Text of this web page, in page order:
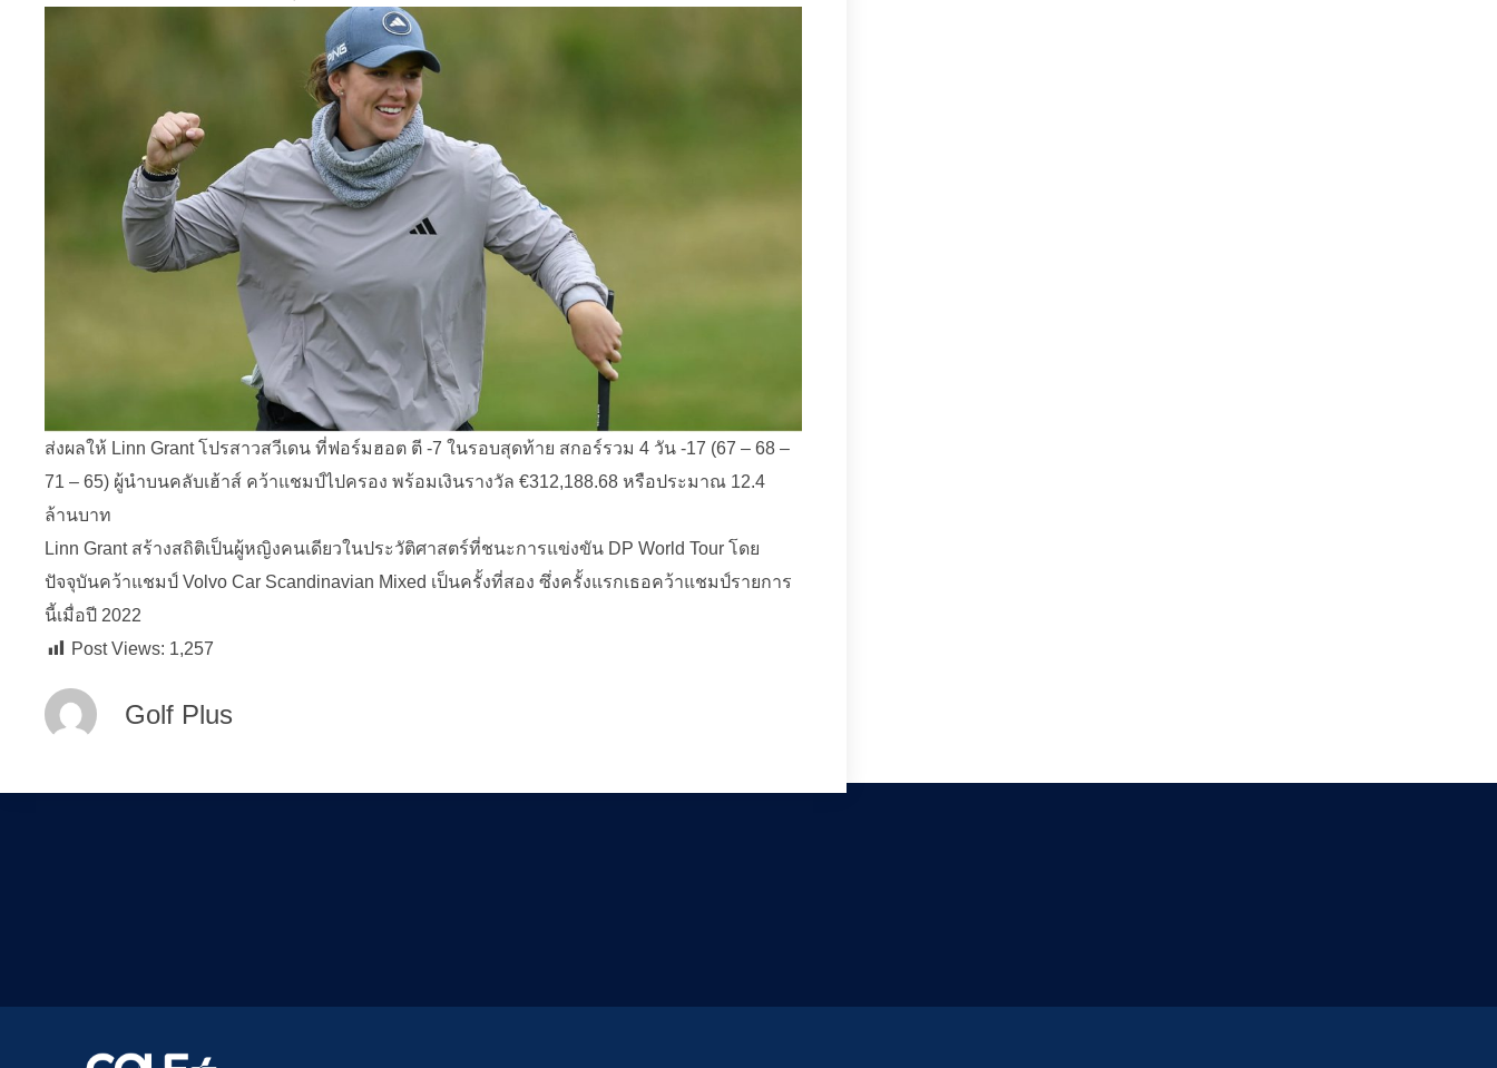
ส่งผลให้ Linn Grant โปรสาวสวีเดน ที่ฟอร์มฮอต ตี -7 ในรอบสุดท้าย สกอร์รวม 4 วัน -17 (67 – 68 –
71 – 65) ผู้นำบนคลับเฮ้าส์ คว้าแชมป์ไปครอง พร้อมเงินรางวัล €312,188.68 หรือประมาณ 12.4
ล้านบาท
Linn Grant สร้างสถิติเป็นผู้หญิงคนเดียวในประวัติศาสตร์ที่ชนะการแข่งขัน DP World Tour โดย
ปัจจุบันคว้าแชมป์ Volvo Car Scandinavian Mixed เป็นครั้งที่สอง ซึ่งครั้งแรกเธอคว้าแชมป์รายการ
นี้เมื่อปี 2022
Post Views: 1,257
Golf Plus